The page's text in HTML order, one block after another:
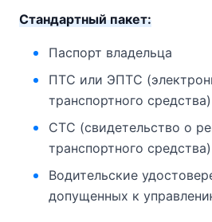
Стандартный пакет:
Паспорт владельца
ПТС или ЭПТС
транспортного средства)
СТС (свидетельство о
транспортного средства)
Водительские
допущенных к